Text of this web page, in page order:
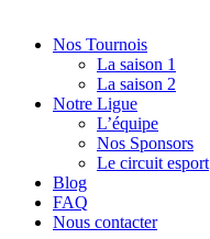
Nos Tournois
La saison 1
La saison 2
Notre Ligue
L’équipe
Nos Sponsors
Le circuit esport
Blog
FAQ
Nous contacter